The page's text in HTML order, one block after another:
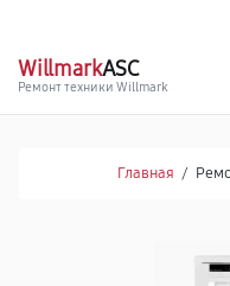
WillmarkASC
Ремонт техники Willmark
Главная /